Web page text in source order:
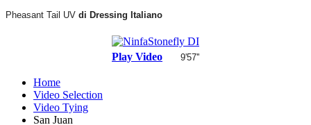
Pheasant Tail UV di Dressing Italiano
Play Video 9'57''
Home
Video Selection
Video Tying
San Juan